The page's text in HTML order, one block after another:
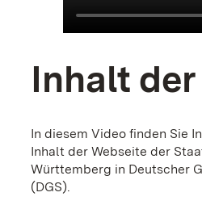
Inhalt
In diesem Video finden Sie
Inhalt der Webseite der
Württemberg in Deutscher
(DGS).